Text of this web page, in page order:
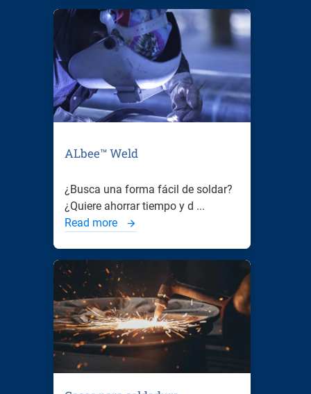
ALbee™ Weld
¿Busca una forma fácil de soldar?
¿Quiere ahorrar tiempo y d ...
Read more